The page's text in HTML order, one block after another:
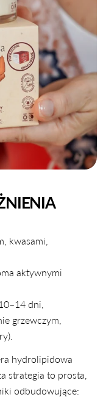
kwasami,
aktywnymi
dni,
grzewczym,
hydrolipidowa
strategia to prosta,
odbudowujące:
Kopiuj